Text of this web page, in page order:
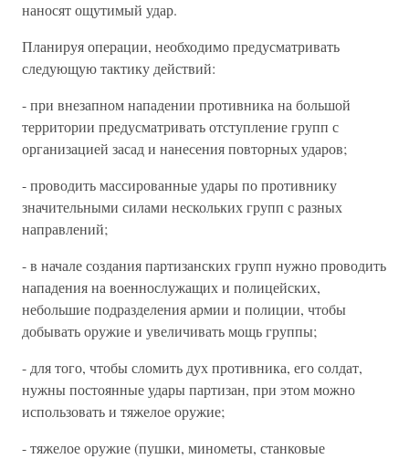
наносят ощутимый удар.
Планируя операции, необходимо предусматривать
следующую тактику действий:
- при внезапном нападении противника на большой
территории предусматривать отступление групп с
организацией засад и нанесения повторных ударов;
- проводить массированные удары по противнику
значительными силами нескольких групп с разных
направлений;
- в начале создания партизанских групп нужно проводить
нападения на военнослужащих и полицейских,
небольшие подразделения армии и полиции, чтобы
добывать оружие и увеличивать мощь группы;
- для того, чтобы сломить дух противника, его солдат,
нужны постоянные удары партизан, при этом можно
использовать и тяжелое оружие;
- тяжелое оружие (пушки, минометы, станковые